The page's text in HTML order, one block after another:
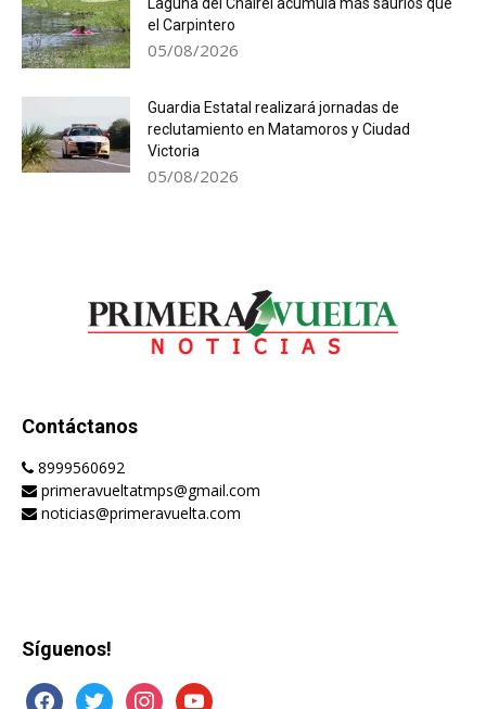
el Carpintero
05/08/2026
Guardia Estatal realizará jornadas de
reclutamiento en Matamoros y Ciudad
Victoria
05/08/2026
Contáctanos
8999560692
primeravueltatmps@gmail.com
noticias@primeravuelta.com
Síguenos!
facebooktwitter instagramyoutube